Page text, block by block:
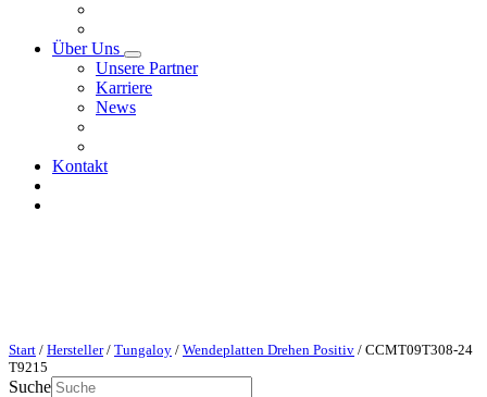
Über Uns
Unsere Partner
Karriere
News
Kontakt
Start / Hersteller/ Tungaloy / Wendeplatten Drehen Positiv / CCMT09T308-24
T9215
Suche